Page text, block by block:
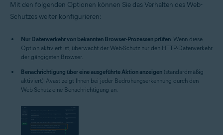
Mit den folgenden Optionen können Sie das Verhalten des Web-
Schutzes weiter konfigurieren:
Nur Datenverkehr von bekannten Browser-Prozessen prüfen: Wenn diese
Option aktiviert ist, überwacht der Web-Schutz nur den HTTP-Datenverkehr
der gängigsten Browser.
Benachrichtigung über eine ausgeführte Aktion anzeigen (standardmäßig
aktiviert): Avast zeigt Ihnen bei jeder Bedrohungserkennung durch den
Web-Schutz eine Benachrichtigung an.